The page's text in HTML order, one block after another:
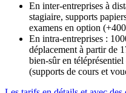
En inter-entreprises à
stagiaire, supports
examens en option
En intra-entreprises :
déplacement à partir de
bien-sûr en
(supports de cours et